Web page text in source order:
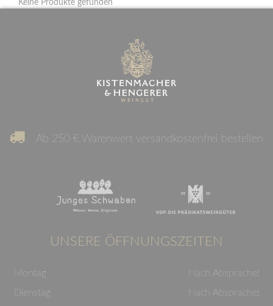
Keine Produkte gefunden
Ab 250 € Warenwert versandkostenfrei bestellen
UNSERE ÖFFNUNGSZEITEN
Montag
Nach Absprache!
Dienstag
Nach Absprache!